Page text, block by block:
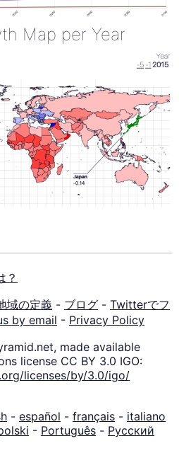
Map per Year
？
域の定義 - ブログ - Twitterでフ
by email - Privacy Policy
made available
license CC BY 3.0 IGO:
licenses/by/3.0/igo/
- español - français - italiano
- Português - Русский